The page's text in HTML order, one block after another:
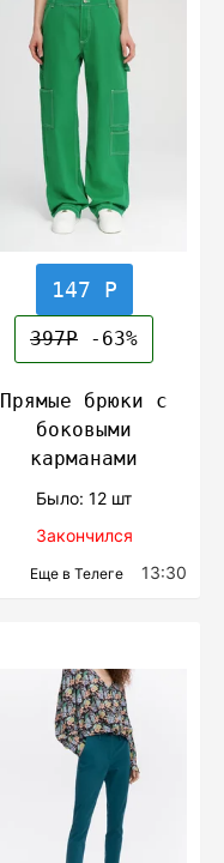
147 Р
397Р -63%
Прямые брюки с
боковыми
карманами
Было: 12 шт
Закончился
Еще в Телеге 13:30